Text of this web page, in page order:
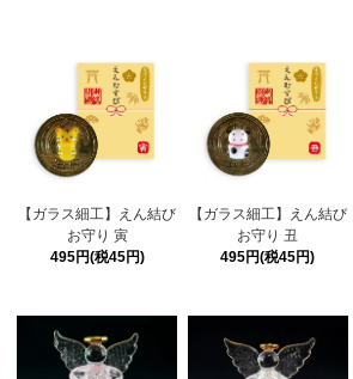
【ガラス細工】えん結び
お守り 寅
495円(税45円)
【ガラス細工】えん結び
お守り 丑
495円(税45円)